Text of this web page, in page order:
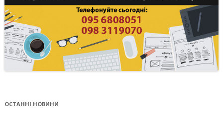
ОСТАННІ НОВИНИ